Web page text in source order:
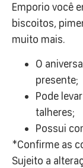
Emporio você
biscoitos,
muito mais.
O
presente;
Pode
talheres;
Possui
*Confirme as
Sujeito a